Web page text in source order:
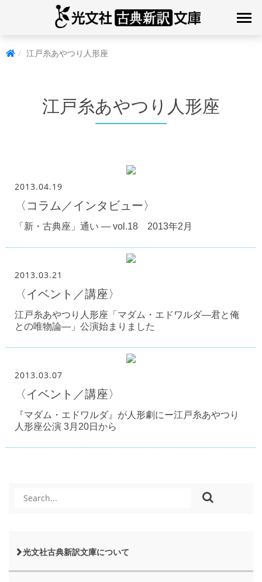
江戸糸あやつり人形座
江戸糸あやつり人形座
2013.04.19
〈コラム／インタビュー〉
「新・古典座」通い — vol.18 2013年2月
2013.03.21
〈イベント／講座〉
江戸糸あやつり人形座「マダム・エドワルダ―君と俺
との唯物論―」公演始まりました
2013.03.07
〈イベント／講座〉
『マダム・エドワルダ』が人形劇にー江戸糸あやつり
人形座公演 3月20日から
光文社古典新訳文庫について